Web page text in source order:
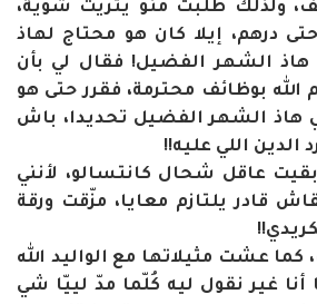
ولذلك طلبت منّو يتريث شوية،
درهم، إيلا كان هو محتاج لهاذ
هاذ الشهر الفضيل! فقال لي بأن
بوظائف محترمة، فقرر حتى هو
هاذ الشهر الفضيل تحديدا، باش
الدين اللي عليه!!
بقيت عاقل شحال كانتسالو، لأنني
قادر يلتازم معايا، مزّقت ورقة
كما عشت مثيلاتها مع الواليد الله
أنا غير نقول ليه كُلّما مدّ لييّا شي